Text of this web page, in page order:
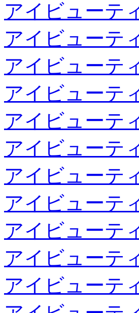
アイビューテ
アイビューテ
アイビューテ
アイビューテ
アイビューテ
アイビューテ
アイビューテ
アイビューテ
アイビューテ
アイビューテ
アイビューテ